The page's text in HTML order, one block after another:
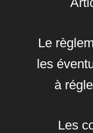
Le
les
à
Les